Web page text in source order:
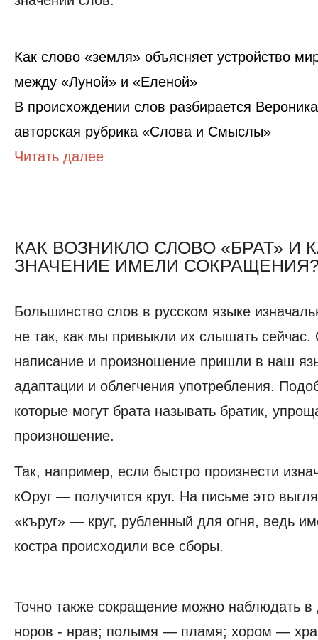
Как слово «земля» объясняет устройство
между «Луной» и «Еленой»
В происхождении слов разбирается
авторская рубрика «Слова и Смыслы»
Читать далее
КАК ВОЗНИКЛО СЛОВО «БРАТ» И
ЗНАЧЕНИЕ ИМЕЛИ
Большинство слов в русском языке
не так, как мы привыкли их слышать сейчас.
написание и произношение пришли в наш
адаптации и облегчения употребления.
которые могут брата называть братик,
произношение.
Так, например, если быстро произнести
кОруг — получится круг. На письме это
«къруг» — круг, рубленный для огня, ведь
костра происходили все сборы.
Точно также сокращение можно наблюдать в
норов - нрав; полымя — пламя; хором —